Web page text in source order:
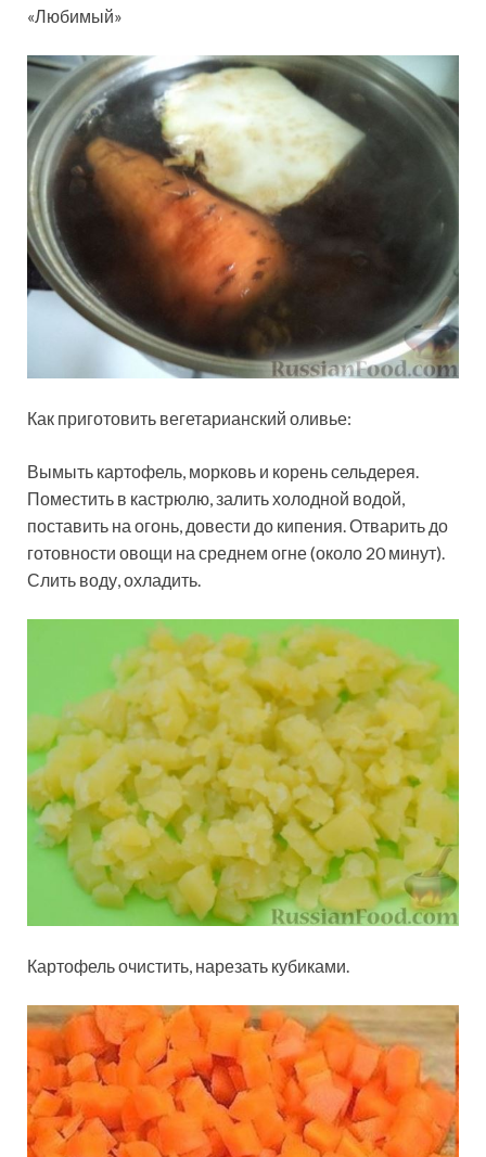
«Любимый»
Как приготовить вегетарианский оливье:
Вымыть картофель, морковь и корень сельдерея.
Поместить в кастрюлю, залить холодной водой,
поставить на огонь, довести до кипения. Отварить до
готовности овощи на среднем огне (около 20 минут).
Слить воду, охладить.
Картофель очистить, нарезать кубиками.